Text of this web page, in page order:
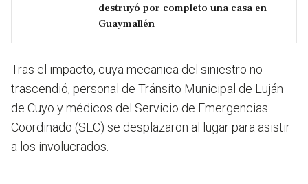
destruyó por completo una casa en
Guaymallén
Tras el impacto, cuya mecanica del siniestro no
trascendió, personal de Tránsito Municipal de Luján
de Cuyo y médicos del Servicio de Emergencias
Coordinado (SEC) se desplazaron al lugar para asistir
a los involucrados.